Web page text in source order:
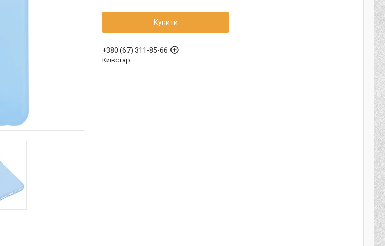
Купити
+380 (67) 311-85-66
Київстар